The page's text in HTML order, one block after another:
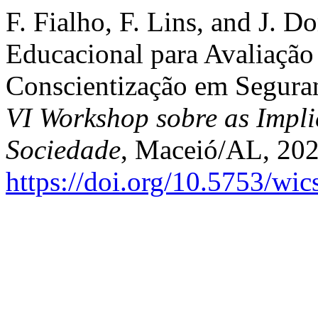
F. Fialho, F. Lins, and J.
Educacional para
Conscientização em
VI Workshop sobre as
Sociedade, Maceió/AL,
https://doi.org/10.5753/